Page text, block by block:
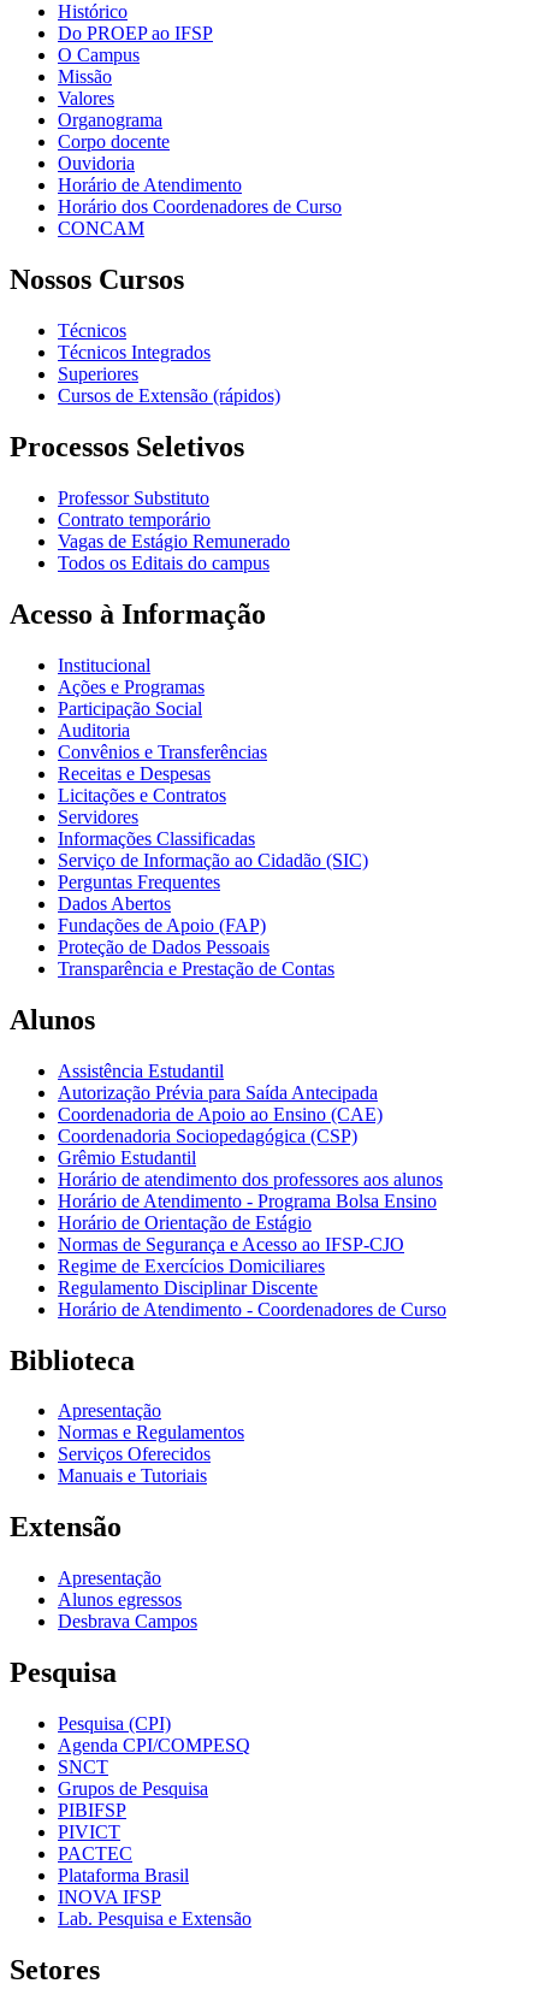
Histórico
Do PROEP ao IFSP
O Campus
Missão
Valores
Organograma
Corpo docente
Ouvidoria
Horário de Atendimento
Horário dos Coordenadores de Curso
CONCAM
Nossos Cursos
Técnicos
Técnicos Integrados
Superiores
Cursos de Extensão (rápidos)
Processos Seletivos
Professor Substituto
Contrato temporário
Vagas de Estágio Remunerado
Todos os Editais do campus
Acesso à Informação
Institucional
Ações e Programas
Participação Social
Auditoria
Convênios e Transferências
Receitas e Despesas
Licitações e Contratos
Servidores
Informações Classificadas
Serviço de Informação ao Cidadão (SIC)
Perguntas Frequentes
Dados Abertos
Fundações de Apoio (FAP)
Proteção de Dados Pessoais
Transparência e Prestação de Contas
Alunos
Assistência Estudantil
Autorização Prévia para Saída Antecipada
Coordenadoria de Apoio ao Ensino (CAE)
Coordenadoria Sociopedagógica (CSP)
Grêmio Estudantil
Horário de atendimento dos professores aos alunos
Horário de Atendimento - Programa Bolsa Ensino
Horário de Orientação de Estágio
Normas de Segurança e Acesso ao IFSP-CJO
Regime de Exercícios Domiciliares
Regulamento Disciplinar Discente
Horário de Atendimento - Coordenadores de Curso
Biblioteca
Apresentação
Normas e Regulamentos
Serviços Oferecidos
Manuais e Tutoriais
Extensão
Apresentação
Alunos egressos
Desbrava Campos
Pesquisa
Pesquisa (CPI)
Agenda CPI/COMPESQ
SNCT
Grupos de Pesquisa
PIBIFSP
PIVICT
PACTEC
Plataforma Brasil
INOVA IFSP
Lab. Pesquisa e Extensão
Setores